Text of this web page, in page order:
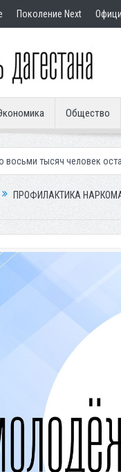
Поколение Next
Общество
остались без света в
ПРОФИЛАКТИКА